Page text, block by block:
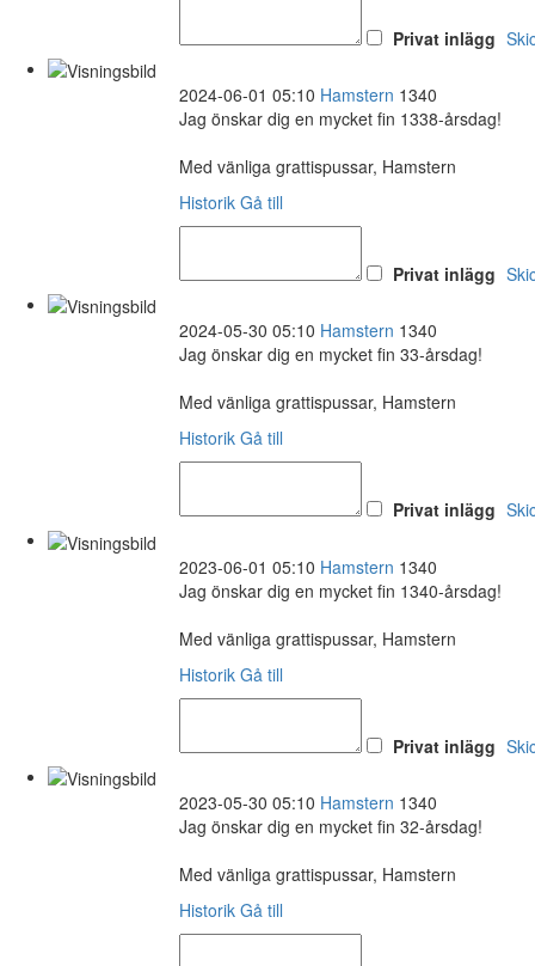
Privat inlägg
2024-06-01 05:10 Hamstern 1340
Jag önskar dig en mycket fin 1338-årsdag!
Med vänliga grattispussar, Hamstern
Historik Gå till
Privat inlägg
2024-05-30 05:10 Hamstern 1340
Jag önskar dig en mycket fin 33-årsdag!
Med vänliga grattispussar, Hamstern
Historik Gå till
Privat inlägg
2023-06-01 05:10 Hamstern 1340
Jag önskar dig en mycket fin 1340-årsdag!
Med vänliga grattispussar, Hamstern
Historik Gå till
Privat inlägg
2023-05-30 05:10 Hamstern 1340
Jag önskar dig en mycket fin 32-årsdag!
Med vänliga grattispussar, Hamstern
Historik Gå till